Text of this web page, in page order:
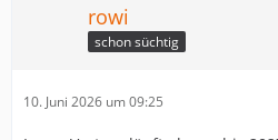
rowi
schon süchtig
10. Juni 2026 um 09:25